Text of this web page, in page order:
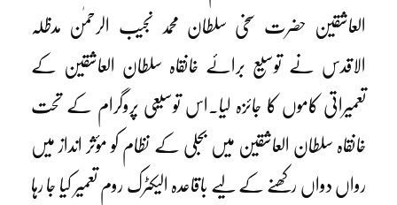
العاشقین حضرت سخی سلطان محمد نجیب الرحمٰن مدظلہ
الاقدس نے توسیع برائے خانقاہ سلطان العاشقین کے
تعمیراتی کاموں کا جائزہ لیا۔اس توسیعی پروگرام کے تحت
خانقاہ سلطان العاشقین میں بجلی کے نظام کو مؤثر انداز میں
رواں دواں رکھنے کے لیے باقاعدہ الیکٹرک روم تعمیر کیا جا رہا